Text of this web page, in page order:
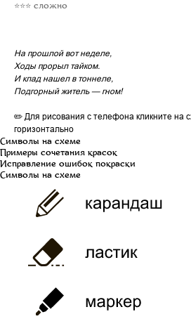
⭐⭐⭐ сложно
На прошлой вот неделе,
Ходы прорыл тайком.
И клад нашел в тоннеле,
Подгорный житель — гном!
✏️ Для рисования с телефона кликните на
горизонтально
Символы на схеме
Примеры сочетания красок
Исправление ошибок покраски
Символы на схеме